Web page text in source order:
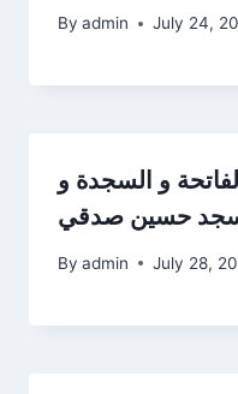
By admin July 24,
و السجدة و
حسين صدقي
By admin July 28,